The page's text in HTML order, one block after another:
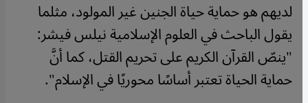
لديهم هو حماية حياة الجنين غير المولود، مثلما
يقول الباحث في العلوم الإسلامية نيلس فيشر:
"ينصّ القرآن الكريم على تحريم القتل، كما أنَّ
حماية الحياة تعتبر أساسًا محوريًا في الإسلام".